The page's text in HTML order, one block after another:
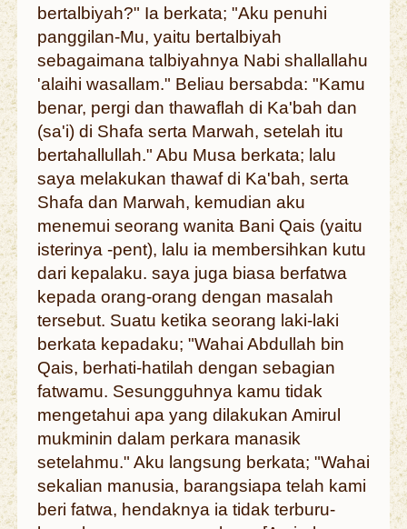
bertalbiyah?" Ia berkata; "Aku penuhi
panggilan-Mu, yaitu bertalbiyah
sebagaimana talbiyahnya Nabi shallallahu
'alaihi wasallam." Beliau bersabda: "Kamu
benar, pergi dan thawaflah di Ka'bah dan
(sa'i) di Shafa serta Marwah, setelah itu
bertahallullah." Abu Musa berkata; lalu
saya melakukan thawaf di Ka'bah, serta
Shafa dan Marwah, kemudian aku
menemui seorang wanita Bani Qais (yaitu
isterinya -pent), lalu ia membersihkan kutu
dari kepalaku. saya juga biasa berfatwa
kepada orang-orang dengan masalah
tersebut. Suatu ketika seorang laki-laki
berkata kepadaku; "Wahai Abdullah bin
Qais, berhati-hatilah dengan sebagian
fatwamu. Sesungguhnya kamu tidak
mengetahui apa yang dilakukan Amirul
mukminin dalam perkara manasik
setelahmu." Aku langsung berkata; "Wahai
sekalian manusia, barangsiapa telah kami
beri fatwa, hendaknya ia tidak terburu-